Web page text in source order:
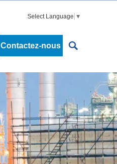
Select Language ▼
Contactez-nous